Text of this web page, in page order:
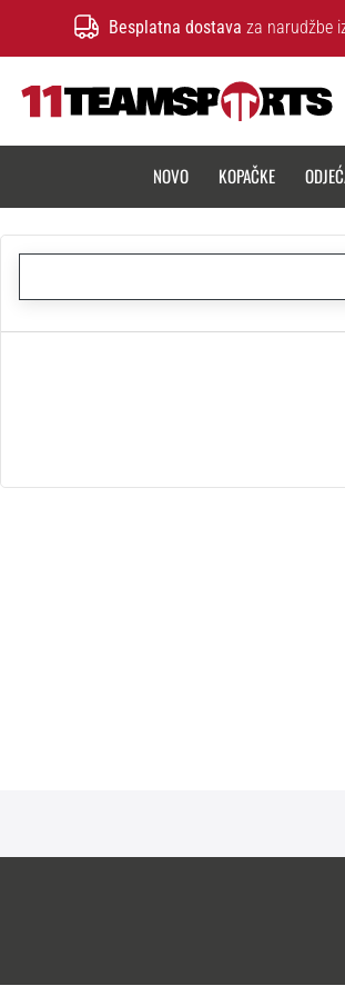
Besplatna dostava za narudžbe
NOVO KOPAČKE